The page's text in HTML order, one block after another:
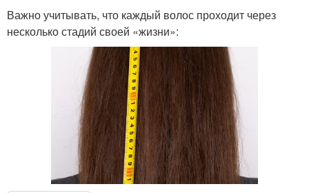
Важно учитывать, что каждый волос проходит через
несколько стадий своей «жизни»: